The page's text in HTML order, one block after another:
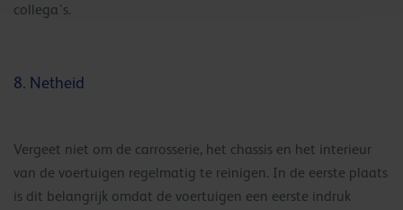
collega’s.
8. Netheid
Vergeet niet om de carrosserie, het chassis en het interieur
van de voertuigen regelmatig te reinigen. In de eerste plaats
is dit belangrijk omdat de voertuigen een eerste indruk